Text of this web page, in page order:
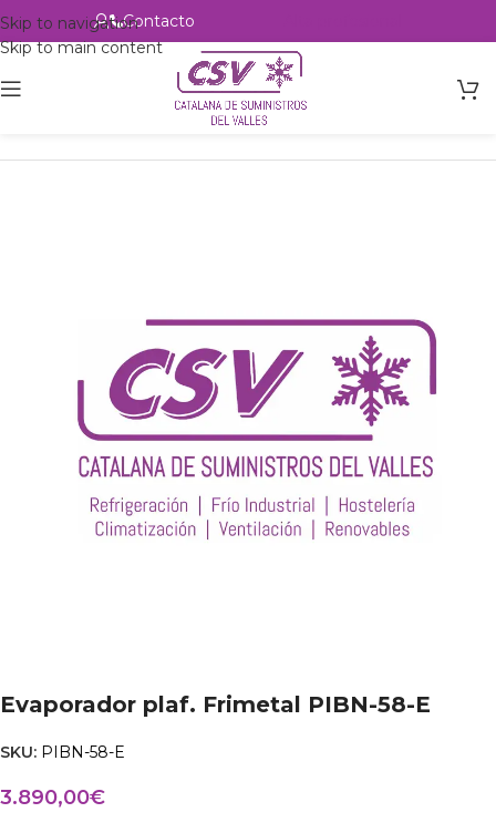
Skip to navigation
Skip to main content
Contacto
Intercambio
Evaporador plaf. Frimetal PIBN-58-E
SKU: PIBN-58-E
3.890,00€